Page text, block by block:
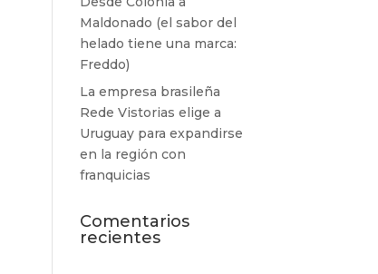
Maldonado (el sabor del
helado tiene una marca:
Freddo)
La empresa brasileña
Rede Vistorias elige a
Uruguay para expandirse
en la región con
franquicias
Comentarios
recientes